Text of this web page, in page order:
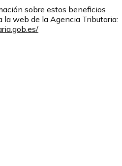
sobre estos beneficios
la web de la Agencia Tributaria: